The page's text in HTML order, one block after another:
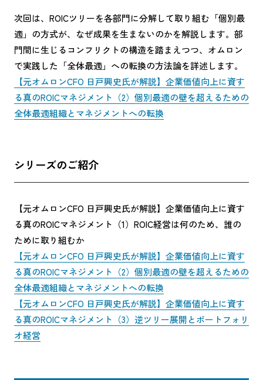
次回は、ROICツリーを各部門に分解して取り組む「個別最
適」の方式が、なぜ成果を生まないのかを解説します。部
門間に生じるコンフリクトの構造を踏まえつつ、オムロン
で実践した「全体最適」への転換の方法論を詳述します。
【元オムロンCFO 日戸興史氏が解説】企業価値向上に資す
る真のROICマネジメント（2）個別最適の壁を超えるための
全体最適組織とマネジメントへの転換
シリーズのご紹介
【元オムロンCFO 日戸興史氏が解説】企業価値向上に資す
る真のROICマネジメント（1）ROIC経営は何のため、誰の
ために取り組むか
【元オムロンCFO 日戸興史氏が解説】企業価値向上に資す
る真のROICマネジメント（2）個別最適の壁を超えるための
全体最適組織とマネジメントへの転換
【元オムロンCFO 日戸興史氏が解説】企業価値向上に資す
る真のROICマネジメント（3）逆ツリー展開とポートフォリ
オ経営